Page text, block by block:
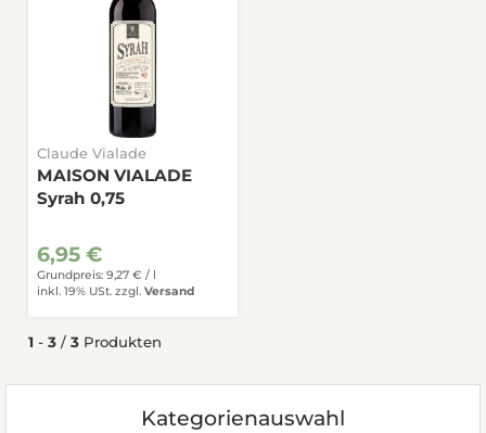
Claude Vialade
MAISON VIALADE
Syrah 0,75
6,95 €
Grundpreis: 9,27 € /
inkl. 19% USt. zzgl. Versand
1 - 3 / 3 Produkten
Kategorienauswahl